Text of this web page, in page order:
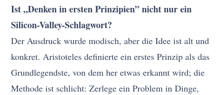
Ist „Denken in ersten Prinzipien” nicht nur ein
Silicon-Valley-Schlagwort?
Der Ausdruck wurde modisch, aber die Idee ist alt und
konkret. Aristoteles definierte ein erstes Prinzip als das
Grundlegendste, von dem her etwas erkannt wird; die
Methode ist schlicht: Zerlege ein Problem in Dinge,